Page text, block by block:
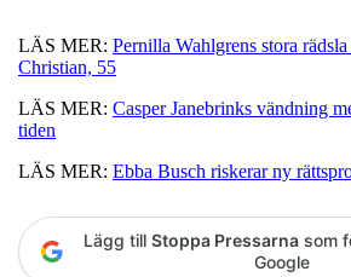
LÄS MER: Pernilla Wahlgrens stora
Christian, 55
LÄS MER: Casper Janebrinks vändning
tiden
LÄS MER: Ebba Busch riskerar ny
Lägg till Stoppa Pressarna som
Google